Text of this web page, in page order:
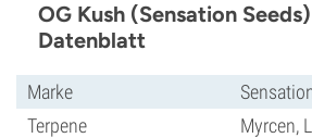
OG Kush (Sensation
Datenblatt
Marke
Terpene
Myrcen,